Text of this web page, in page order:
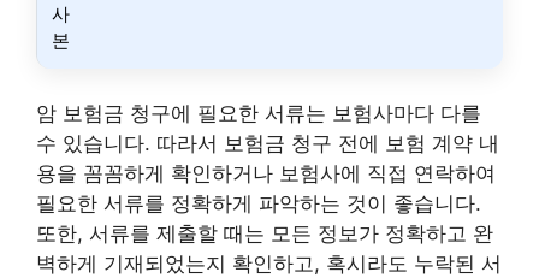
사
본
암 보험금 청구에 필요한 서류는 보험사마다 다를
수 있습니다. 따라서 보험금 청구 전에 보험 계약 내
용을 꼼꼼하게 확인하거나 보험사에 직접 연락하여
필요한 서류를 정확하게 파악하는 것이 좋습니다.
또한, 서류를 제출할 때는 모든 정보가 정확하고 완
벽하게 기재되었는지 확인하고, 혹시라도 누락된 서